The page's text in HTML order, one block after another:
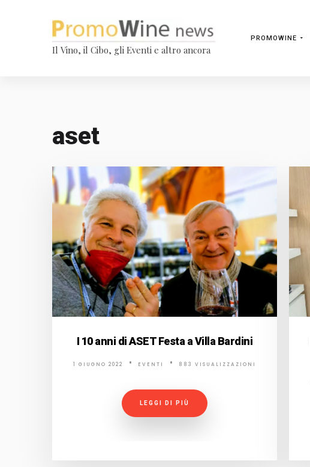
Il Vino, il Cibo, gli Eventi e altro ancora
PROMOWINE
aset
I 10 anni di ASET Festa a Villa Bardini
1 GIUGNO 2022 EVENTI 883 VISUALIZZAZIONI
LEGGI DI PIÙ